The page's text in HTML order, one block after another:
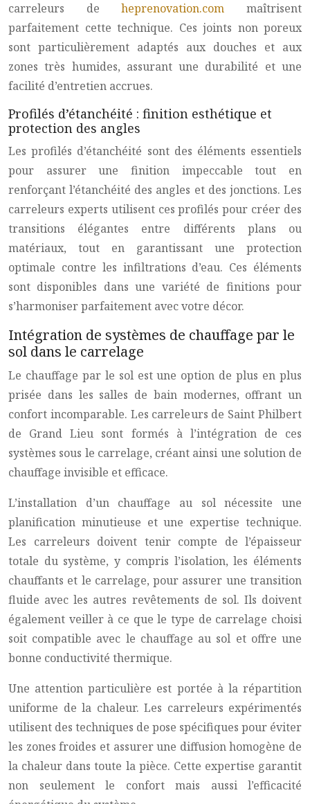
carreleurs deheprenovation.com maîtrisent
parfaitement cette technique. Ces joints non poreux
sont particulièrement adaptés aux douches et aux
zones très humides, assurant une durabilité et une
facilité d’entretien accrues.
Profilés d’étanchéité : finition esthétique et
protection des angles
Les profilés d’étanchéité sont des éléments essentiels
pour assurer une finition impeccable tout en
renforçant l’étanchéité des angles et des jonctions. Les
carreleurs experts utilisent ces profilés pour créer des
transitions élégantes entre différents plans ou
matériaux, tout en garantissant une protection
optimale contre les infiltrations d’eau. Ces éléments
sont disponibles dans une variété de finitions pour
s’harmoniser parfaitement avec votre décor.
Intégration de systèmes de chauffage par le
sol dans le carrelage
Le chauffage par le sol est une option de plus en plus
prisée dans les salles de bain modernes, offrant un
confort incomparable. Les carreleurs de Saint Philbert
de Grand Lieu sont formés à l’intégration de ces
systèmes sous le carrelage, créant ainsi une solution de
chauffage invisible et efficace.
L’installation d’un chauffage au sol nécessite une
planification minutieuse et une expertise technique.
Les carreleurs doivent tenir compte de l’épaisseur
totale du système, y compris l’isolation, les éléments
chauffants et le carrelage, pour assurer une transition
fluide avec les autres revêtements de sol. Ils doivent
également veiller à ce que le type de carrelage choisi
soit compatible avec le chauffage au sol et offre une
bonne conductivité thermique.
Une attention particulière est portée à la répartition
uniforme de la chaleur. Les carreleurs expérimentés
utilisent des techniques de pose spécifiques pour éviter
les zones froides et assurer une diffusion homogène de
la chaleur dans toute la pièce. Cette expertise garantit
non seulement le confort mais aussi l’efficacité